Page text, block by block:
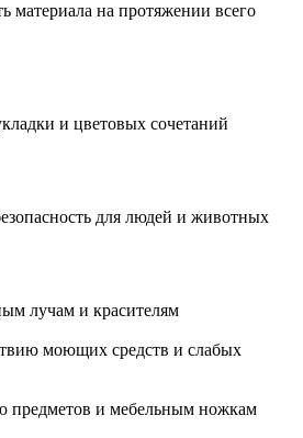
материала на протяжении всего
и цветовых сочетаний
для людей и животных
лучам и красителям
моющих средств и слабых
предметов и мебельным ножкам